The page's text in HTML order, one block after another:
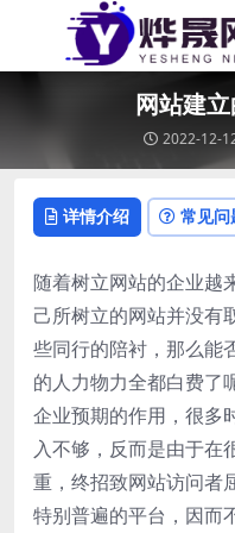
网站建
2022-12-
详情介绍 常见问
随着树立网站的企业越
己所树立的网站并没有
些同行的陪衬，那么能
的人力物力全都白费了
企业预期的作用，很多
入不够，反而是由于在
重，终招致网站访问者
特别普遍的平台，因而